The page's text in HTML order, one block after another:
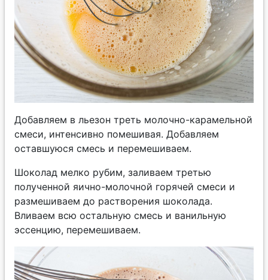
Добавляем в льезон треть молочно-карамельной
смеси, интенсивно помешивая. Добавляем
оставшуюся смесь и перемешиваем.
Шоколад мелко рубим, заливаем третью
полученной яично-молочной горячей смеси и
размешиваем до растворения шоколада.
Вливаем всю остальную смесь и ванильную
эссенцию, перемешиваем.